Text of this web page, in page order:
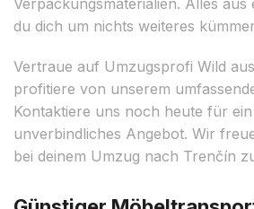
du dich um nichts weiteres
Vertraue auf Umzugsprofi Wild
profitiere von unserem
Kontaktiere uns noch heute für
unverbindliches Angebot. Wir
bei deinem Umzug nach Trenčín